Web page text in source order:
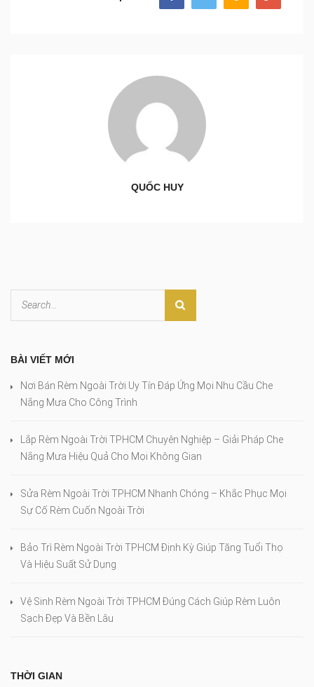
QUỐC HUY
BÀI VIẾT MỚI
Nơi Bán Rèm Ngoài Trời Uy Tín Đáp Ứng Mọi Nhu Cầu Che
Nắng Mưa Cho Công Trình
Lắp Rèm Ngoài Trời TPHCM Chuyên Nghiệp – Giải Pháp Che
Nắng Mưa Hiệu Quả Cho Mọi Không Gian
Sửa Rèm Ngoài Trời TPHCM Nhanh Chóng – Khắc Phục Mọi
Sự Cố Rèm Cuốn Ngoài Trời
Bảo Trì Rèm Ngoài Trời TPHCM Định Kỳ Giúp Tăng Tuổi Thọ
Và Hiệu Suất Sử Dụng
Vệ Sinh Rèm Ngoài Trời TPHCM Đúng Cách Giúp Rèm Luôn
Sạch Đẹp Và Bền Lâu
THỜI GIAN